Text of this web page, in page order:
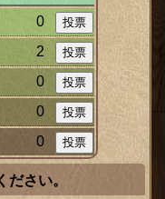
0
2
0
0
0
ださい。